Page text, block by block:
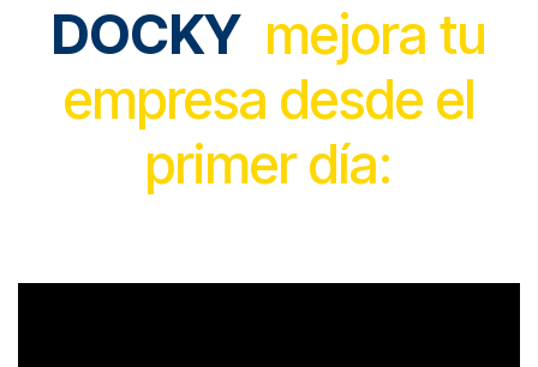
DOCKY mejora tu
empresa desde el
primer día: